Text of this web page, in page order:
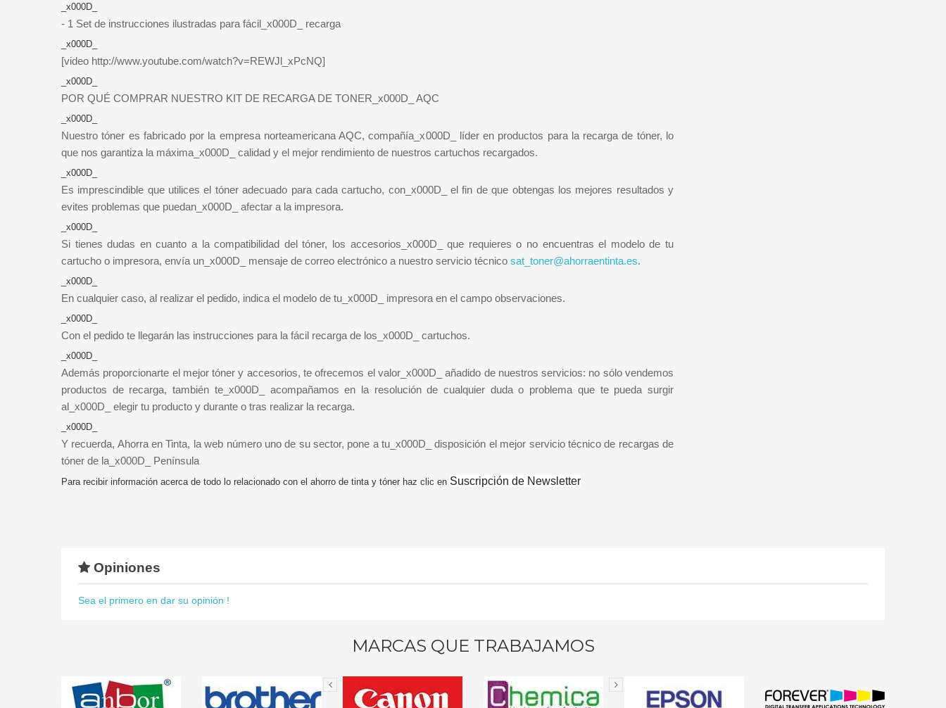
_x000D_
- 1 Set de instrucciones ilustradas para fácil_x000D_ recarga
_x000D_
[video http://www.youtube.com/watch?v=REWJl_xPcNQ]
_x000D_
POR QUÉ COMPRAR NUESTRO KIT DE RECARGA DE TONER_x000D_ AQC
_x000D_
Nuestro tóner es fabricado por la empresa norteamericana AQC, compañía_x000D_ líder en productos para la recarga de tóner, lo
que nos garantiza la máxima_x000D_ calidad y el mejor rendimiento de nuestros cartuchos recargados.
_x000D_
Es imprescindible que utilices el tóner adecuado para cada cartucho, con_x000D_ el fin de que obtengas los mejores resultados y
evites problemas que puedan_x000D_ afectar a la impresora.
_x000D_
Si tienes dudas en cuanto a la compatibilidad del tóner, los accesorios_x000D_ que requieres o no encuentras el modelo de tu
cartucho o impresora, envía un_x000D_ mensaje de correo electrónico a nuestro servicio técnico sat_toner@ahorraentinta.es.
_x000D_
En cualquier caso, al realizar el pedido, indica el modelo de tu_x000D_ impresora en el campo observaciones.
_x000D_
Con el pedido te llegarán las instrucciones para la fácil recarga de los_x000D_ cartuchos.
_x000D_
Además proporcionarte el mejor tóner y accesorios, te ofrecemos el valor_x000D_ añadido de nuestros servicios: no sólo vendemos
productos de recarga, también te_x000D_ acompañamos en la resolución de cualquier duda o problema que te pueda surgir
al_x000D_ elegir tu producto y durante o tras realizar la recarga.
_x000D_
Y recuerda, Ahorra en Tinta, la web número uno de su sector, pone a tu_x000D_ disposición el mejor servicio técnico de recargas de
tóner de la_x000D_ Península
Para recibir información acerca de todo lo relacionado con el ahorro de tinta y tóner haz clic en Suscripción de Newsletter
Opiniones
Sea el primero en dar su opinión !
MARCAS QUE TRABAJAMOS